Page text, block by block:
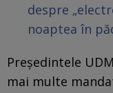
despre
noaptea în
Președintele
mai multe